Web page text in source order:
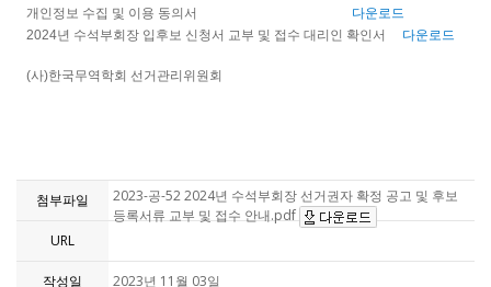
개인정보 수집 및 이용 동의서 다운로드
2024년 수석부회장 입후보 신청서 교부 및 접수 대리인 확인서 다운로드
(사)한국무역학회 선거관리위원회
첨부파일
2023-공-52 2024년 수석부회장 선거권자 확정 공고 및 후보
등록서류 교부 및 접수 안내.pdf
URL
작성일 2023년 11월 03일